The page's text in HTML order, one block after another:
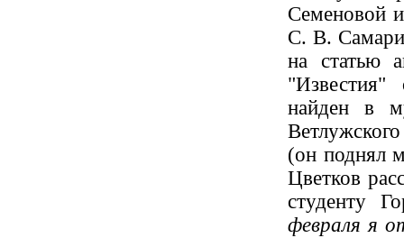
Семеновой
С. В.
на статью
найден в
(он поднял
Цветков
студенту
февраля я